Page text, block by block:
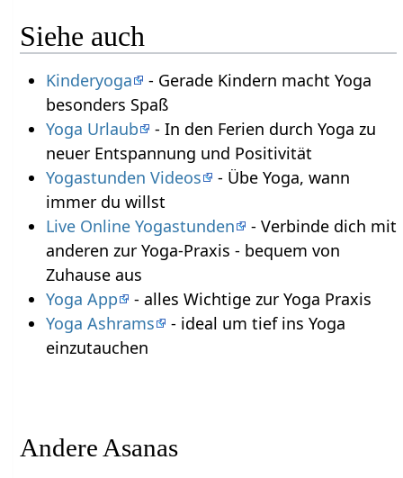
Siehe auch
Kinderyoga
- Gerade Kindern macht Yoga
besonders Spaß
Yoga Urlaub
- In den Ferien durch Yoga zu
neuer Entspannung und Positivität
Yogastunden Videos
- Übe Yoga, wann
immer du willst
Live Online Yogastunden
- Verbinde dich mit
anderen zur Yoga-Praxis - bequem von
Zuhause aus
Yoga App
- alles Wichtige zur Yoga Praxis
Yoga Ashrams
- ideal um tief ins Yoga
einzutauchen
Andere Asanas